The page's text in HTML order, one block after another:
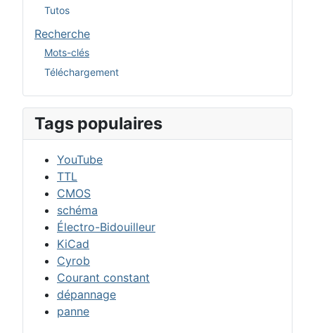
Tutos
Recherche
Mots-clés
Téléchargement
Tags populaires
YouTube
TTL
CMOS
schéma
Électro-Bidouilleur
KiCad
Cyrob
Courant constant
dépannage
panne